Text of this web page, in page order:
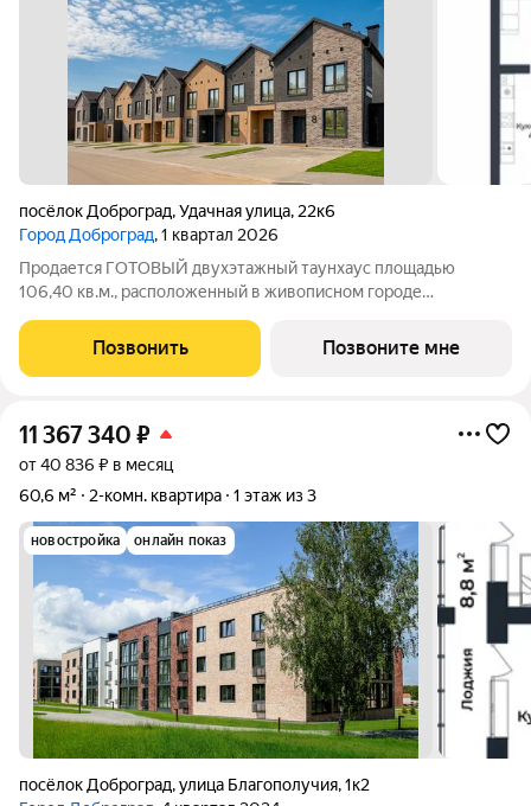
посёлок Доброград,Удачная улица, 22к6
Город Доброград, 1 квартал 2026
Продается ГОТОВЫЙ двухэтажный таунхаус площадью
106,40 кв.м., расположенный в живописном городе
СДАН! У таунхауса есть придомовой участок с террасой и
собственное парковочное место, отдельный
Позвонить Позвоните мне
11 367 340 ₽
от 40 836 ₽ в месяц
60,6 м²
2-комн. квартира 1 этаж из 3
новостройка онлайн показ
посёлок Доброград,улица Благополучия,1к2